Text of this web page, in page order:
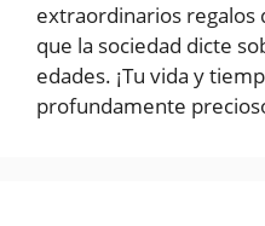
extraordinarios regalos
que la sociedad dicte
edades. ¡Tu vida y
profundamente